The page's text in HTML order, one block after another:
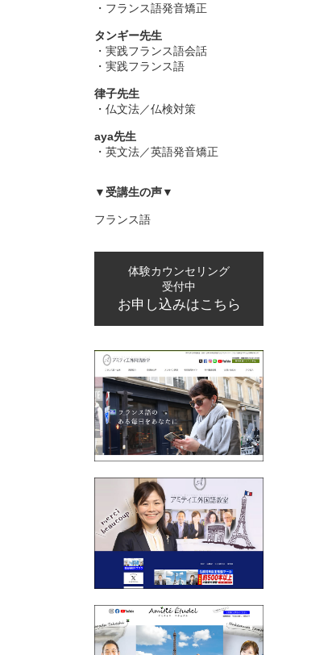
・フランス語発音矯正
タンギー先生
・実践フランス語会話
・実践フランス語
律子先生
・仏文法／仏検対策
aya先生
・英文法／英語発音矯正
▼受講生の声▼
フランス語
体験カウンセリング
受付中
お申し込みはこちら